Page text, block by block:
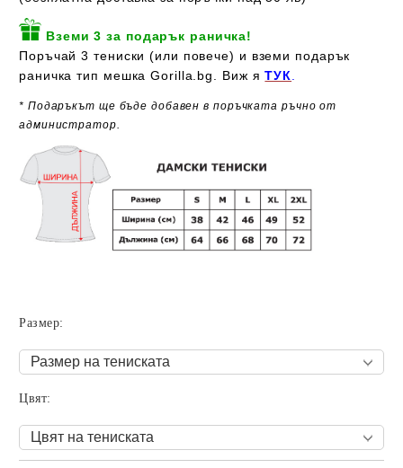
Вземи 3 за подарък раничка!
Поръчай 3 тениски (или повече) и вземи подарък
раничка тип мешка Gorilla.bg. Виж яТУК
* Подаръкът ще бъде добавен в поръчката ръчно от
администратор.
Размер:
Цвят: